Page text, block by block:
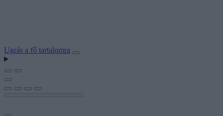
Ugrás a fő tartalomra